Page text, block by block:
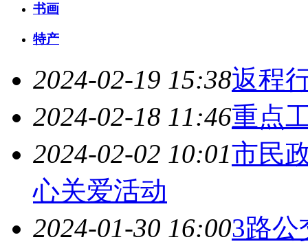
书画
特产
2024-02-19 15:38返程
2024-02-18 11:46重点
2024-02-02 10:01市民
心关爱活动
2024-01-30 16:003路公